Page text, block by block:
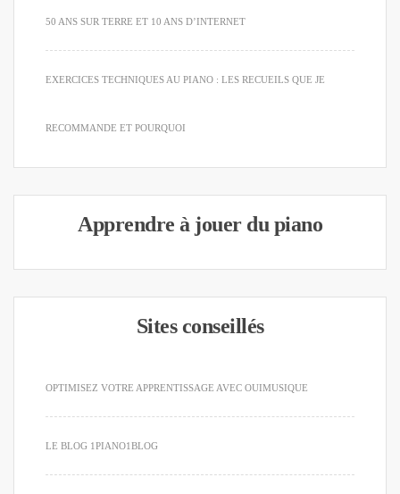
50 ANS SUR TERRE ET 10 ANS D’INTERNET
EXERCICES TECHNIQUES AU PIANO : LES RECUEILS QUE JE
RECOMMANDE ET POURQUOI
Apprendre à jouer du piano
Sites conseillés
OPTIMISEZ VOTRE APPRENTISSAGE AVEC OUIMUSIQUE
LE BLOG 1PIANO1BLOG